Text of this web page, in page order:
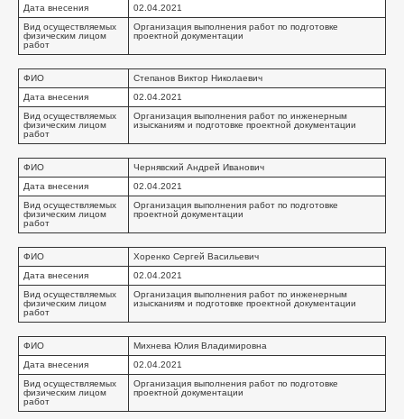
Дата внесения
02.04.2021
Вид осуществляемых
физическим лицом
работ
Организация выполнения работ по подготовке
проектной документации
ФИО
Степанов Виктор Николаевич
Дата внесения
02.04.2021
Вид осуществляемых
физическим лицом
работ
Организация выполнения работ по инженерным
изысканиям и подготовке проектной документации
ФИО
Чернявский Андрей Иванович
Дата внесения
02.04.2021
Вид осуществляемых
физическим лицом
работ
Организация выполнения работ по подготовке
проектной документации
ФИО
Хоренко Сергей Васильевич
Дата внесения
02.04.2021
Вид осуществляемых
физическим лицом
работ
Организация выполнения работ по инженерным
изысканиям и подготовке проектной документации
ФИО
Михнева Юлия Владимировна
Дата внесения
02.04.2021
Вид осуществляемых
физическим лицом
работ
Организация выполнения работ по подготовке
проектной документации